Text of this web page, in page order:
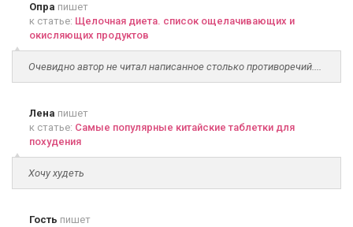
Опра пишет
к статье: Щелочная диета. список ощелачивающих и
окисляющих продуктов
Очевидно автор не читал написанное столько противоречий....
Лена пишет
к статье: Самые популярные китайские таблетки для
похудения
Хочу худеть
Гость пишет